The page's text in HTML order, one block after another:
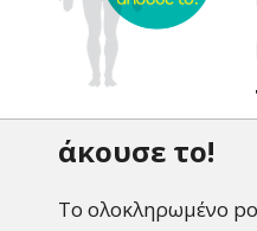
άκουσε το!
Το ολοκληρωμένο